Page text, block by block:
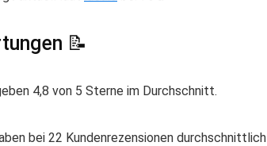
📝
4,8 von 5 Sterne im Durchschnitt.
bei 22 Kundenrezensionen durchschnittlich